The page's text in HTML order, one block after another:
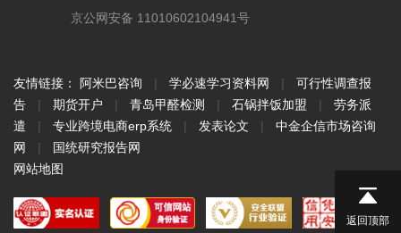
京公网安备 11010602104941号
友情链接： 阿米巴咨询 | 学必速学习资料网 |
可行性调查报
告
| 期货开户 | 青岛甲醛检测 | 石锅拌饭加盟 |
劳务派
遣
| 专业跨境电商erp系统 | 发表论文 |
中金企信市场咨询
网
|
国统研究报告网
网站地图
返回顶部